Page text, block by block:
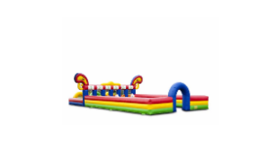
Ruim
en logistiek
Onze klanten
ook wel